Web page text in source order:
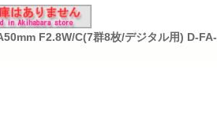
F2.8W/C(7群8枚/デジタル用) D-FA-